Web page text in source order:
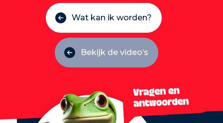
Wat kan ik worden?
Bekijk de video’s